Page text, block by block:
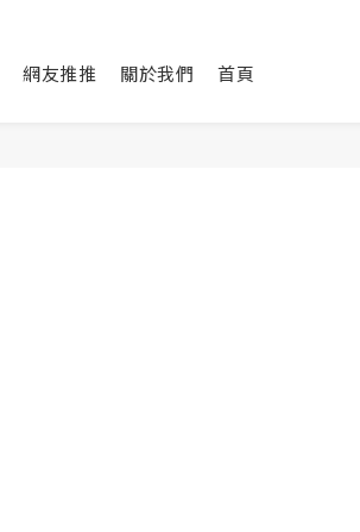
網友推推 關於我們 首頁